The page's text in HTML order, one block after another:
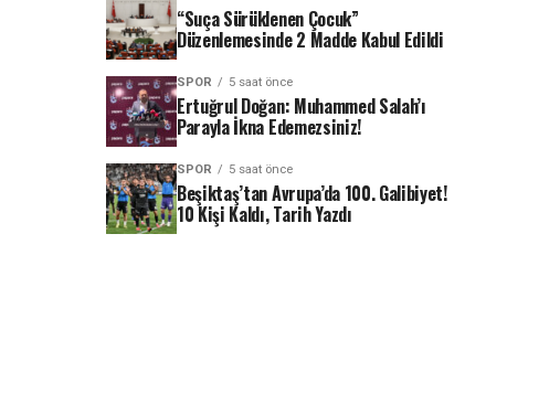
“Suça Sürüklenen Çocuk”
Düzenlemesinde 2 Madde Kabul Edildi
SPOR 5 saat önce
Ertuğrul Doğan: Muhammed Salah’ı
Parayla İkna Edemezsiniz!
SPOR 5 saat önce
Beşiktaş’tan Avrupa’da 100. Galibiyet!
10 Kişi Kaldı, Tarih Yazdı